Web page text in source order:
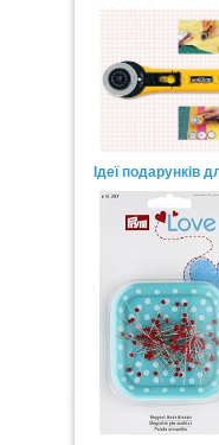
Ідеї подарунків